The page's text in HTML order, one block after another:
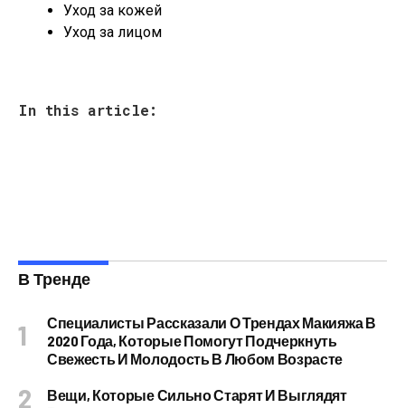
Уход за кожей
Уход за лицом
In this article:
В Тренде
Специалисты Рассказали О Трендах Макияжа В
2020 Года, Которые Помогут Подчеркнуть
Свежесть И Молодость В Любом Возрасте
Вещи, Которые Сильно Старят И Выглядят